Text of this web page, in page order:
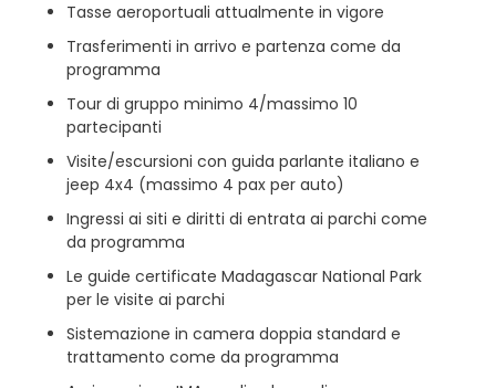
Tasse aeroportuali attualmente in vigore
Trasferimenti in arrivo e partenza come da
programma
Tour di gruppo minimo 4/massimo 10
partecipanti
Visite/escursioni con guida parlante italiano e
jeep 4x4 (massimo 4 pax per auto)
Ingressi ai siti e diritti di entrata ai parchi come
da programma
Le guide certificate Madagascar National Park
per le visite ai parchi
Sistemazione in camera doppia standard e
trattamento come da programma